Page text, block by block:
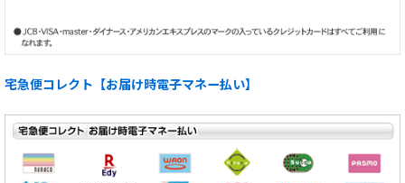
宅急便コレクト【お届け時電子マネー払い】